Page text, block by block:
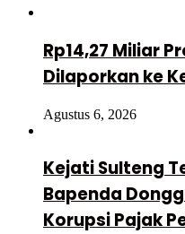
Rp14,27 Miliar
Dilaporkan ke
Agustus 6, 2026
Kejati Sulteng
Bapenda
Korupsi Pajak